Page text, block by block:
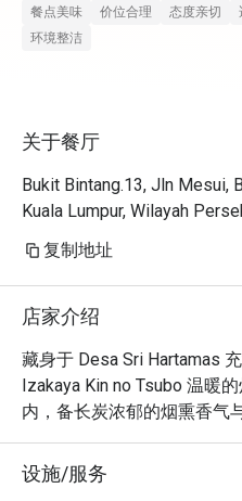
enjoyed every bite of each
They even prepared a little
birthday song as i
餐点美味 价位合理 态度亲切
环境整洁
关于餐厅
Bukit Bintang.13, Jln Mesui,
Kuala Lumpur, Wilayah
复制地址
店家介绍
藏身于 Desa Sri Hartamas
Izakaya Kin no Tsubo 温暖
内，备长炭浓郁的烟熏香气
带到传统的姬路居酒屋。食
律的碰撞声，以及师傅们专
织出让人身临其境的氛围。
设施/服务